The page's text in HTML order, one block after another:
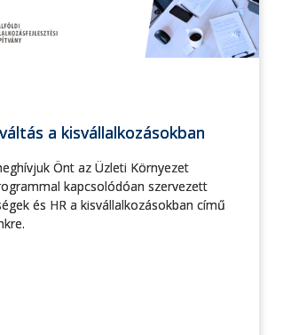
a kisvállalkozásokban
Önt az Üzleti Környezet
kapcsolódóan szervezett
és HR a kisvállalkozásokban című